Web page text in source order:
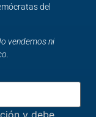
del
vendemos ni
y debe